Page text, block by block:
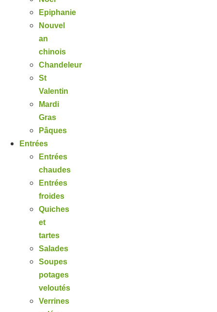
Epiphanie
Nouvel
an
chinois
Chandeleur
St
Valentin
Mardi
Gras
Pâques
Entrées
Entrées
chaudes
Entrées
froides
Quiches
et
tartes
Salades
Soupes
potages
veloutés
Verrines